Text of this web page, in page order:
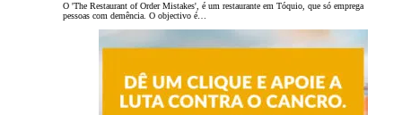
O 'The Restaurant of Order Mistakes', é um restaurante em Tóquio, que só emprega
pessoas com demência. O objectivo é…